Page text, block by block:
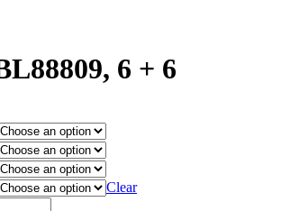
6 + 6
Clear